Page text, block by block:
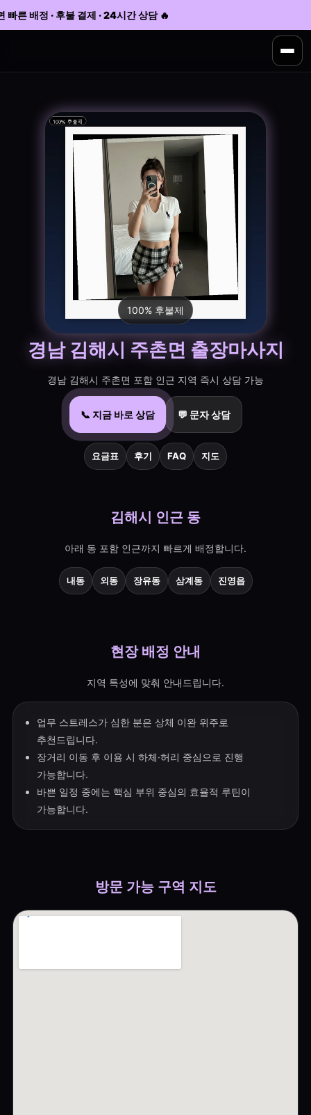
른 배정 · 후불 결제 · 24시간 상담 🔥
100% 후불제
경남 김해시 주촌면 출장마사지
경남 김해시 주촌면 포함 인근 지역 즉시 상담 가능
📞 지금 바로 상담 💬 문자 상담
요금표 후기 FAQ 지도
김해시 인근 동
아래 동 포함 인근까지 빠르게 배정합니다.
내동 외동 장유동 삼계동 진영읍
현장 배정 안내
지역 특성에 맞춰 안내드립니다.
업무 스트레스가 심한 분은 상체 이완 위주로
추천드립니다.
장거리 이동 후 이용 시 하체·허리 중심으로 진행
가능합니다.
바쁜 일정 중에는 핵심 부위 중심의 효율적 루틴이
가능합니다.
방문 가능 구역 지도